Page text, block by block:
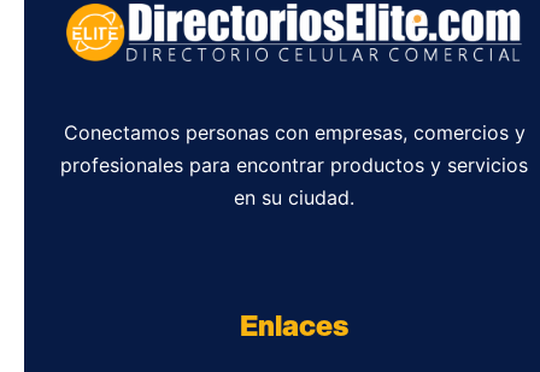
Conectamos personas con empresas, comercios y
profesionales para encontrar productos y servicios
en su ciudad.
Enlaces